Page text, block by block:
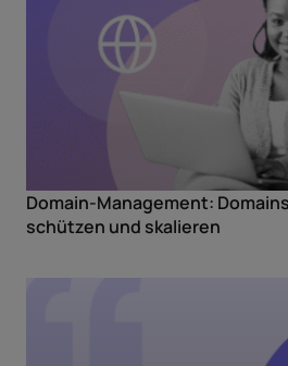
Domain-Management:
schützen und skalieren